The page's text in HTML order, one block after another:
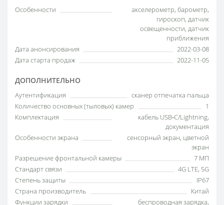
Особенности
акселерометр, барометр,
гироскоп, датчик
освещенности, датчик
приближения
Дата анонсирования
2022-03-08
Дата старта продаж
2022-11-05
ДОПОЛНИТЕЛЬНО
Аутентификация
сканер отпечатка пальца
Количество основных (тыловых) камер
1
Комплектация
кабель USB‑C/Lightning,
документация
Особенности экрана
сенсорный экран, цветной
экран
Разрешение фронтальной камеры
7 МП
Стандарт связи
4G LTE, 5G
Степень защиты
IP67
Страна производитель
Китай
Функции зарядки
беспроводная зарядка,